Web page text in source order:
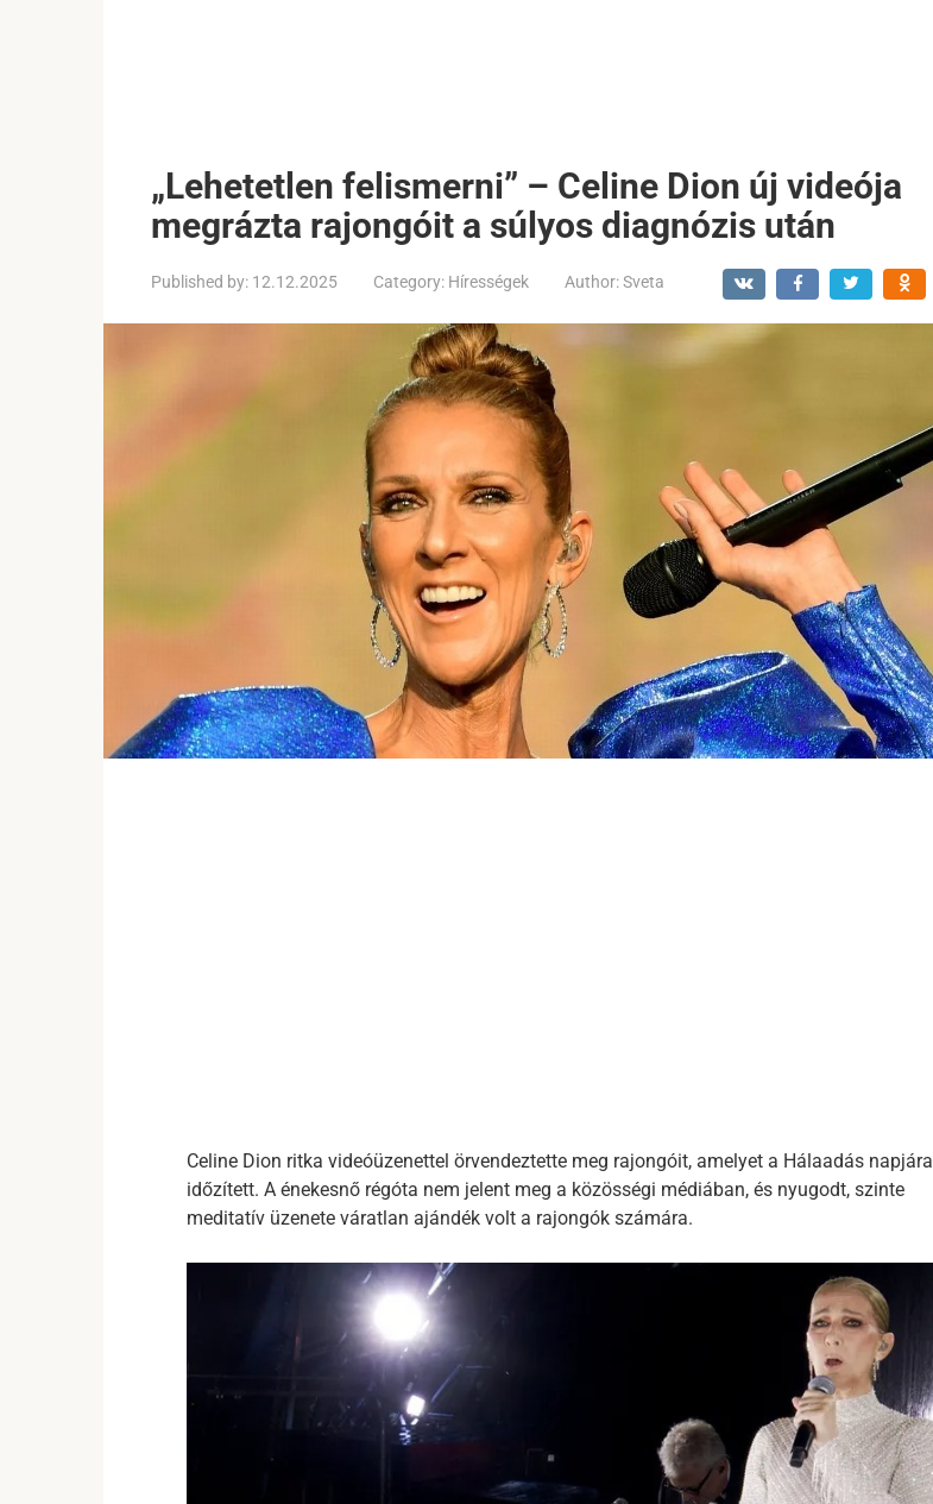
„Lehetetlen felismerni” – Celine Dion új videója
megrázta rajongóit a súlyos diagnózis után
Published by: 12.12.2025 Category: Hírességek Author:Sveta
Celine Dion ritka videóüzenettel örvendeztette meg rajongóit, amelyet a Hálaadás napjára
időzített. A énekesnő régóta nem jelent meg a közösségi médiában, és nyugodt, szinte
meditatív üzenete váratlan ajándék volt a rajongók számára.